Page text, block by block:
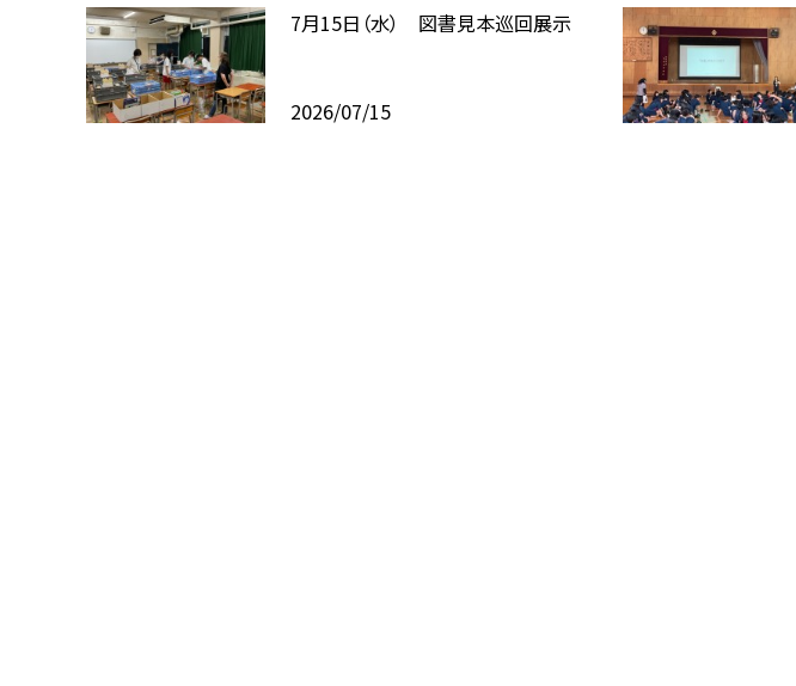
7月15日（水） 図書見本巡回展示
2026/07/15